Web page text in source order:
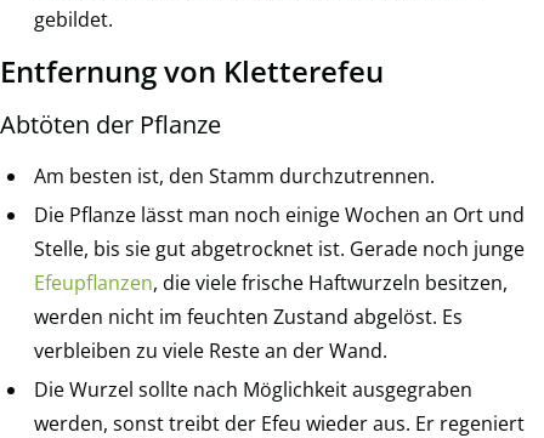
gebildet.
Entfernung von Kletterefeu
Abtöten der Pflanze
Am besten ist, den Stamm durchzutrennen.
Die Pflanze lässt man noch einige Wochen an Ort und
Stelle, bis sie gut abgetrocknet ist. Gerade noch junge
Efeupflanzen, die viele frische Haftwurzeln besitzen,
werden nicht im feuchten Zustand abgelöst. Es
verbleiben zu viele Reste an der Wand.
Die Wurzel sollte nach Möglichkeit ausgegraben
werden, sonst treibt der Efeu wieder aus. Er regeniert